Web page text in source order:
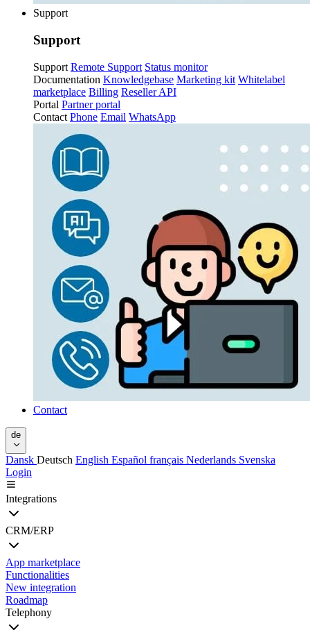
Support
Support
Support Remote Support Status monitor
Documentation Knowledgebase Marketing kit Whitelabel
marketplace Billing Reseller API
Portal Partner portal
Contact Phone Email WhatsApp
Contact
de
Dansk Deutsch English Español français Nederlands Svenska
Login
Integrations
CRM/ERP
App marketplace
Functionalities
New integration
Roadmap
Telephony